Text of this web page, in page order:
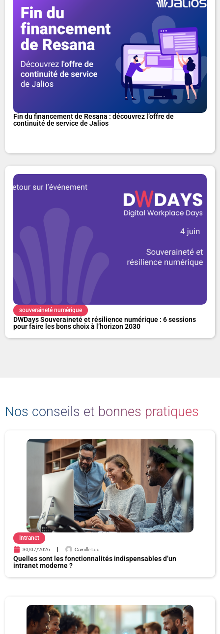
Fin du financement de Resana : découvrez l’offre de
continuité de service de Jalios
souveraineté numérique
DWDays Souveraineté et résilience numérique : 6 sessions
pour faire les bons choix à l’horizon 2030
Nos conseils et bonnes pratiques
Intranet
30/07/2026 Camille Luu
Quelles sont les fonctionnalités indispensables d’un
intranet moderne ?
a
g
e
a
g
e
g
e
e